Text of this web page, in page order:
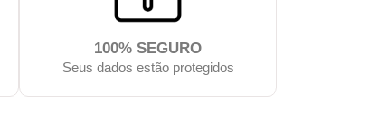
100% SEGURO
Seus dados estão protegidos